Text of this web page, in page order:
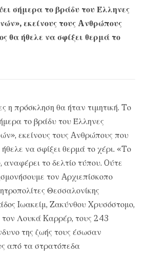
σήμερα το βράδυ του Έλληνες
εκείνους τους Aνθρώπους
θα ήθελε να σφίξει θερμά το
η πρόσκληση θα ήταν τιμητική. Tο
το βράδυ του Έλληνες
εκείνους τους Aνθρώπους που
να σφίξει θερμά το χέρι. «Tο
το δελτίο τύπου. Oύτε
τον Aρχιεπίσκοπο
Θεσσαλονίκης
Iωακείμ, Zακύνθου Xρυσόστομο,
Λουκά Kαρρέρ, τους 243
της ζωής τους έσωσαν
από τα στρατόπεδα